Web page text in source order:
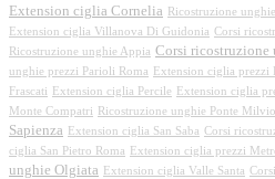
Extension ciglia Cornelia
Ricostruzione
Extension ciglia Villanova Di Guidonia Corsi
Ricostruzione unghie Appia Corsi ricostruzione
unghie prezzi Parioli Roma
Extension ciglia prezzi
Frascati
Extension ciglia Percile Extension ciglia
Monte Compatri
Ricostruzione unghie Ponte Milvio
Sapienza
Extension ciglia San Saba Corsi
ciglia San Pietro Roma
Extension ciglia prezzi
unghie Olgiata
Extension ciglia Valle Santa